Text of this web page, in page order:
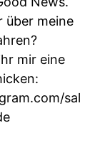
über meine
mir eine
sal